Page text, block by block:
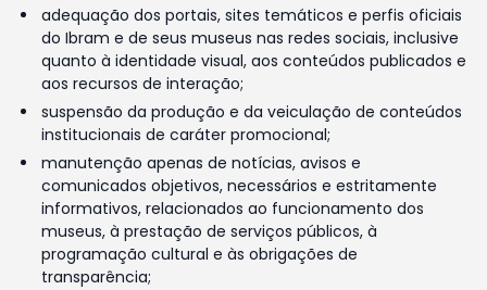
adequação dos portais, sites temáticos e perfis oficiais
do Ibram e de seus museus nas redes sociais, inclusive
quanto à identidade visual, aos conteúdos publicados e
aos recursos de interação;
suspensão da produção e da veiculação de conteúdos
institucionais de caráter promocional;
manutenção apenas de notícias, avisos e
comunicados objetivos, necessários e estritamente
informativos, relacionados ao funcionamento dos
museus, à prestação de serviços públicos, à
programação cultural e às obrigações de
transparência;